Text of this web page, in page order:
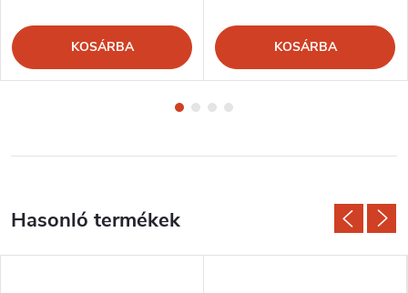
KOSÁRBA KOSÁRBA